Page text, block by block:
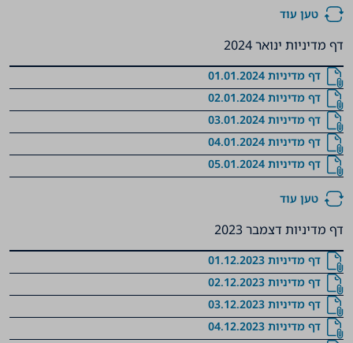
טען עוד
דף מדיניות ינואר 2024
דף מדיניות 01.01.2024
דף מדיניות 02.01.2024
דף מדיניות 03.01.2024
דף מדיניות 04.01.2024
דף מדיניות 05.01.2024
טען עוד
דף מדיניות דצמבר 2023
דף מדיניות 01.12.2023
דף מדיניות 02.12.2023
דף מדיניות 03.12.2023
דף מדיניות 04.12.2023